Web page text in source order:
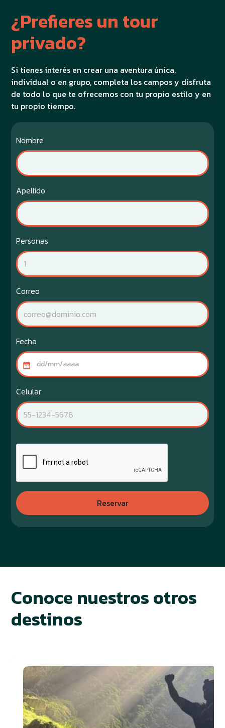
¿Prefieres un tour
privado?
Si tienes interés en crear una aventura única,
individual o en grupo, completa los campos y disfruta
de todo lo que te ofrecemos con tu propio estilo y en
tu propio tiempo.
Nombre
Apellido
Personas
Correo
Fecha
Celular
Conoce nuestros otros
destinos